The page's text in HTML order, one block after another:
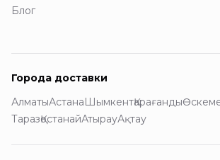
Блог
Города доставки
АлматыАстанаШымкентҚарағанды
ТаразҚостанайАтырауАқтау